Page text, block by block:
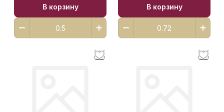
В корзину В корзину